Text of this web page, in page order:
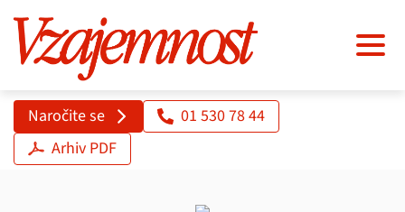
Naročite se
01 530 78 44
Arhiv PDF